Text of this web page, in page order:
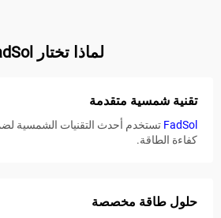
لماذا تختار FadSol
تقنية شمسية متقدمة
FadSolتستخدم أحدث التقنيات الشمسية
كفاءة الطاقة.
حلول طاقة مخصصة